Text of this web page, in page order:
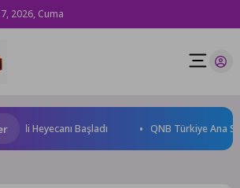
2026, Cuma
Heyecanı Başladı QNB Türkiye Ana